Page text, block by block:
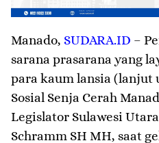
Manado, SUDARA.ID –
sarana prasarana yang
para kaum lansia (lanjut
Sosial Senja Cerah
Legislator Sulawesi
Schramm SH MH, saat